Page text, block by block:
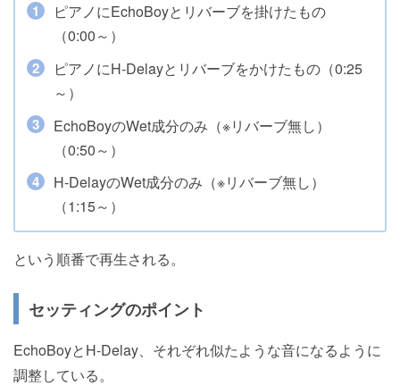
ピアノにEchoBoyとリバーブを掛けたもの
（0:00～）
ピアノにH-Delayとリバーブをかけたもの（0:25
～）
EchoBoyのWet成分のみ（※リバーブ無し）
（0:50～）
H-DelayのWet成分のみ（※リバーブ無し）
（1:15～）
という順番で再生される。
セッティングのポイント
EchoBoyとH-Delay、それぞれ似たような音になるように
調整している。